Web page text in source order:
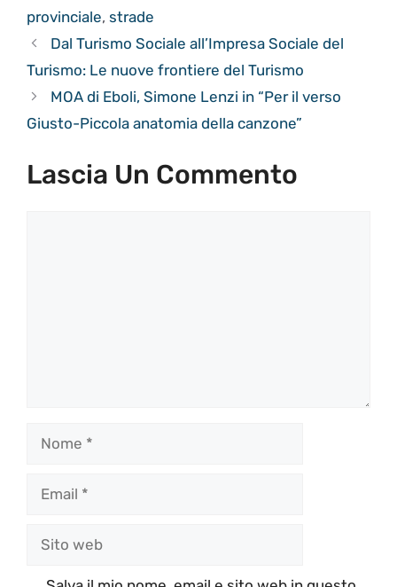
provinciale, strade
Dal Turismo Sociale all’Impresa Sociale del
Turismo: Le nuove frontiere del Turismo
MOA di Eboli, Simone Lenzi in “Per il verso
Giusto-Piccola anatomia della canzone”
Lascia Un Commento